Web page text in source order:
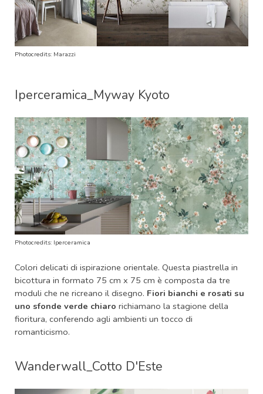
Photocredits: Marazzi
Iperceramica_Myway Kyoto
Photocredits: Iperceramica
Colori delicati di ispirazione orientale. Questa piastrella in
bicottura in formato 75 cm x 75 cm è composta da tre
moduli che ne ricreano il disegno. Fiori bianchi e rosati su
uno sfonde verde chiaro richiamano la stagione della
fioritura, conferendo agli ambienti un tocco di
romanticismo.
Wanderwall_Cotto D'Este